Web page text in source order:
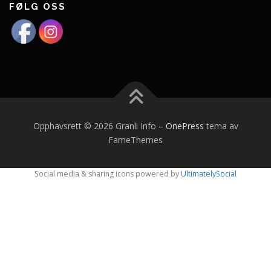
FØLG OSS
Opphavsrett © 2026 Granli Info – OnePress tema av
FameThemes
Social media & sharing icons powered byUltimatelySocial